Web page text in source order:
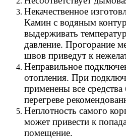
Некачественное
Камин с водяным
выдерживать
давление. Прогорание
швов приведут к
Неправильное
отопления. При
применены все средства
перегреве
Неплотность самого
может привести к
помещение.